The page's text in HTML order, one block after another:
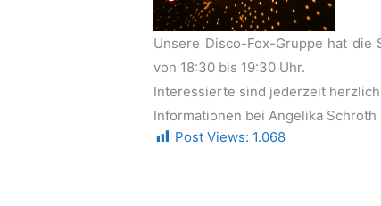
Unsere Disco-Fox-Gruppe hat
von 18:30 bis 19:30 Uhr.
Interessierte sind jederzeit
Informationen bei Angelika
Post Views: 1.068